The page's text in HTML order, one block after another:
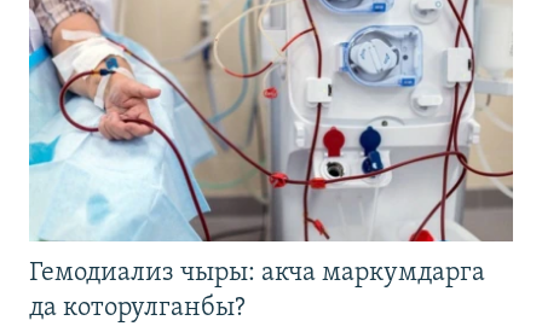
Гемодиализ чыры: акча маркумдарга
да которулганбы?